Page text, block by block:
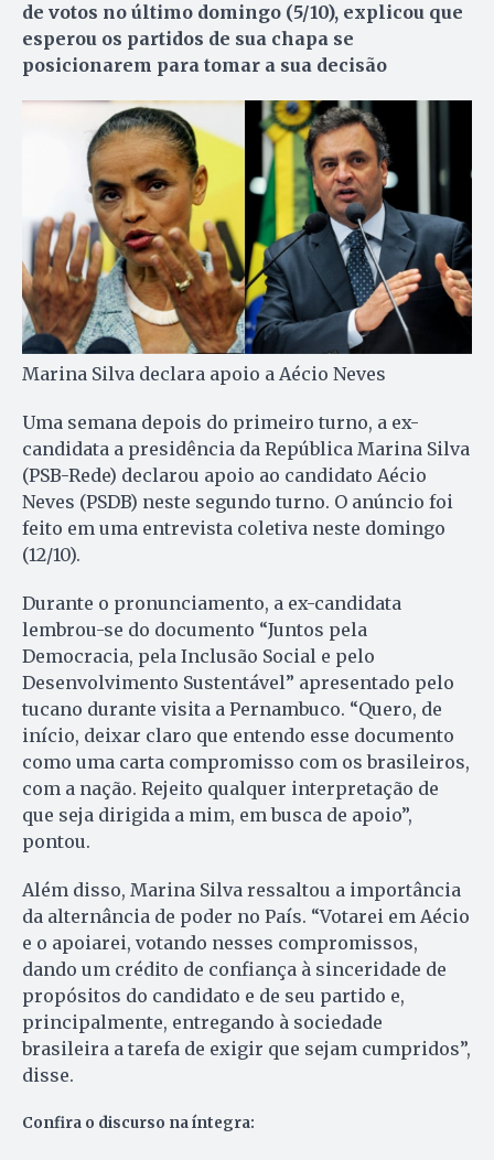
de votos no último domingo (5/10), explicou que
esperou os partidos de sua chapa se
posicionarem para tomar a sua decisão
Marina Silva declara apoio a Aécio Neves
Uma semana depois do primeiro turno, a ex-
candidata a presidência da República Marina Silva
(PSB-Rede) declarou apoio ao candidato Aécio
Neves (PSDB) neste segundo turno. O anúncio foi
feito em uma entrevista coletiva neste domingo
(12/10).
Durante o pronunciamento, a ex-candidata
lembrou-se do documento “Juntos pela
Democracia, pela Inclusão Social e pelo
Desenvolvimento Sustentável” apresentado pelo
tucano durante visita a Pernambuco. “Quero, de
início, deixar claro que entendo esse documento
como uma carta compromisso com os brasileiros,
com a nação. Rejeito qualquer interpretação de
que seja dirigida a mim, em busca de apoio”,
pontou.
Além disso, Marina Silva ressaltou a importância
da alternância de poder no País. “Votarei em Aécio
e o apoiarei, votando nesses compromissos,
dando um crédito de confiança à sinceridade de
propósitos do candidato e de seu partido e,
principalmente, entregando à sociedade
brasileira a tarefa de exigir que sejam cumpridos”,
disse.
Confira o discurso na íntegra: